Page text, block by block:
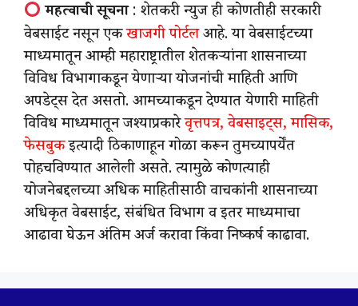
महत्वाची सूचना: शेतकरी न्युज ही कोणतीही सरकारी
वेबसाईट नसून एकखाजगी पोर्टलआहे. या वेबसाईटच्या
माध्यमातून आम्ही महाराष्ट्रातील शेतकऱ्यांना शासनाच्या
विविध विभागाकडून येणाऱ्या योजनांची माहिती आणि
अपडेट्स देत असतो. आमच्याकडून देण्यात येणारी माहिती
विविध माध्यमातून जश्याप्रकारेवृत्तपत्र, वेबसाइट्स, मासिक,
फेसबुकइत्यादी ठिकाणाहून गोळा करून तुमच्यापर्येंत
पोहचविण्यात आलेली असते. त्यामुळे कोणत्याही
योजनेबद्दलच्या अधिक माहितीसाठी वाचकांनी शासनाच्या
अधिकृत वेबसाईट, संबंधित विभाग व इतर माध्यमाचा
आढावा घेऊन अंतिम अर्ज करावा किंवा निष्कर्ष काढावा.